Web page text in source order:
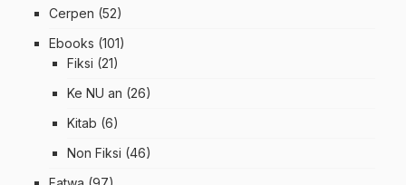
Cerpen (52)
Ebooks (101)
Fiksi (21)
Ke NU an (26)
Kitab (6)
Non Fiksi (46)